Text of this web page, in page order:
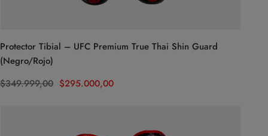
Protector Tibial – UFC Premium True Thai Shin Guard
(Negro/Rojo)
$349.999,00 $295.000,00